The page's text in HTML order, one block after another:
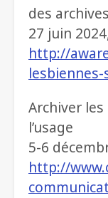
des archives
27 juin
http://
Archiver les
l’usage
5-6
http://